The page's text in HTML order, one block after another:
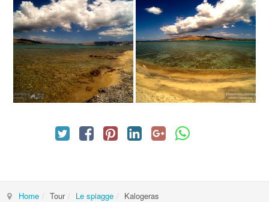
Home Tour Le spiagge Kalogeras